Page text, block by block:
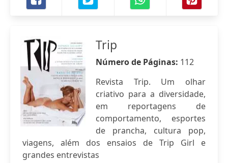
Trip
Número de Páginas: 112
Revista Trip. Um olhar
criativo para a diversidade,
em reportagens de
comportamento, esportes
de prancha, cultura pop,
viagens, além dos ensaios de Trip Girl e
grandes entrevistas